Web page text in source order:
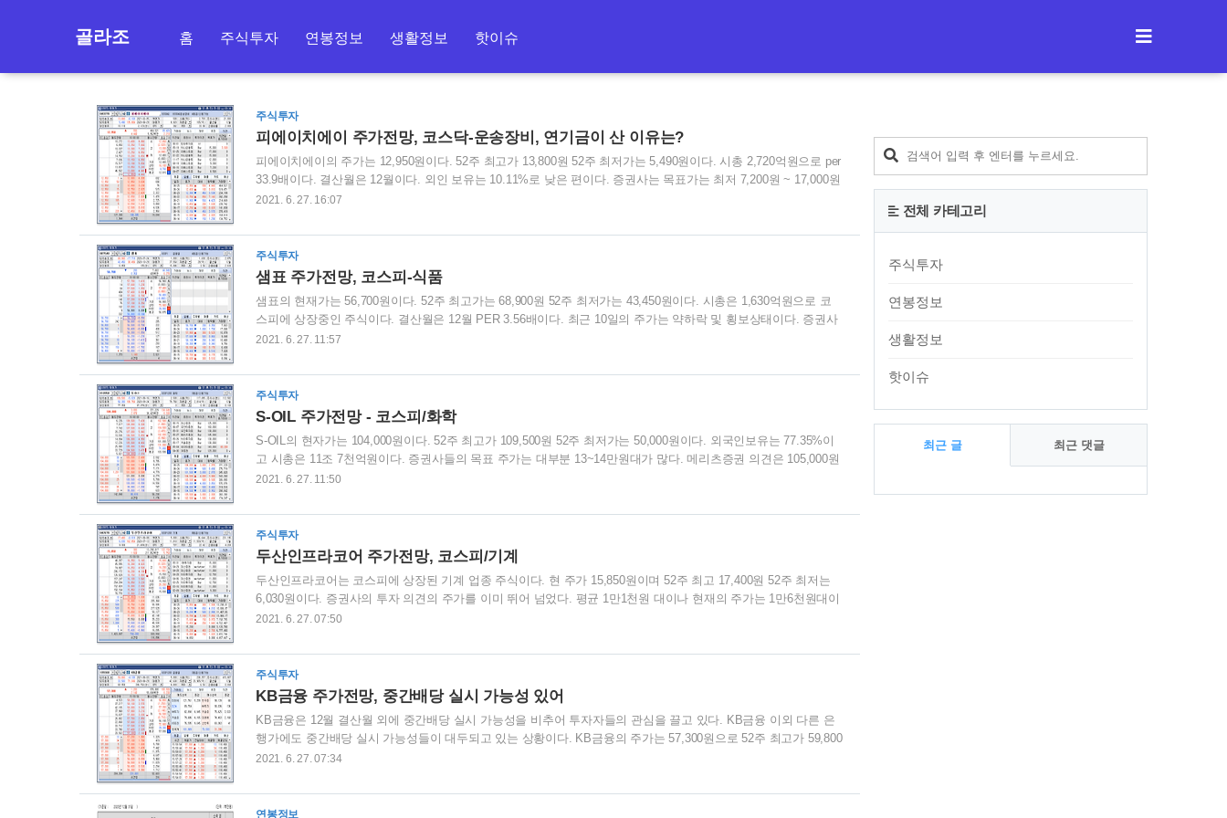
골라조 홈 주식투자 연봉정보 생활정보 핫이슈
주식투자
피에이치에이 주가전망, 코스닥-운송장비, 연기금이 산 이유는?
피에이치에이의 주가는 12,950원이다. 52주 최고가 13,800원 52주 최저가는 5,490원이다. 시총 2,720억원으로 per
33.9배이다. 결산월은 12월이다. 외인 보유는 10.11%로 낮은 편이다. 증권사는 목표가는 최저 7,200원 ~ 17,000원
까지 다양하다. 연기금은 왜 사다 모았을까? 피에이치에이 차트를 살펴보자. 1월 9천원 선에서 현재 1만3천원 선
트는 약간 횡보의 흐름을 보여줄 지점이 아닐까 싶다. 연기금의 힘으로 좀 더 상승할 가능성도 있으나 횡보에 좀
더 포인트를 두고 싶다.
2021. 6. 27. 16:07
주식투자
샘표 주가전망, 코스피-식품
샘표의 현재가는 56,700원이다. 52주 최고가는 68,900원 52주 최저가는 43,450원이다. 시총은 1,630억원으로 코
스피에 상장중인 주식이다. 결산월은 12월 PER 3.56배이다. 최근 10일의 주가는 약하락 및 횡보상태이다. 증권사
의 목표가 의견은 없는 상태이다. 샘표의 주가 차트를 살펴보자. 전체적으로 우상향 모습을 보여주고 있다. 그렇게
현상이고.. 전반적으로 잘 상승을 하고 있다. 5만원대의 주가가 꾸준히 올라 5만6천원대이다. 약간의 추가 하락은
있을 수 있으나 우상향 패턴은 변하지 않을 듯 하다.
2021. 6. 27. 11:57
주식투자
S-OIL 주가전망 - 코스피/화학
S-OIL의 현자가는 104,000원이다. 52주 최고가 109,500원 52주 최저가는 50,000원이다. 외국인보유는 77.35%이
고 시총은 11조 7천억원이다. 증권사들의 목표 주가는 대부분 13~14만원대가 많다. 메리츠증권 의견은 105,000원
으로 현재 주가와 비슷하다. S-OIL의 차트를 살펴보면 계단식 상승을 보여주고 있다. 2월초 상승 2달 정도의 횡보,
지 않을까 조심스럽게 추측한다. 그러다가 7월말 ~ 8월 중순사이에는 다시 상승 추세로 접어들지 않을까도 한다.
그렇다면 정확한 챠트 패턴의 반복이 이어지는 것이고..
2021. 6. 27. 11:50
주식투자
두산인프라코어 주가전망, 코스피/기계
두산인프라코어는 코스피에 상장된 기계 업종 주식이다. 현 주가 15,850원이며 52주 최고 17,400원 52주 최저는
6,030원이다. 증권사의 투자 의견의 주가를 이미 뛰어 넘었다. 평균 1만1천원 대이나 현재의 주가는 1만6천원대이
니 섯부른 투자보다는 조금 추임새를 보는 것이 좋을 듯한 상황이다. 최근 일별 추세의 주가는 큰 변동 없이 일정
주고 있다. 한번 상승하기 시작하면 7일이상은 올라가는 패턴이다. 3월 중순경 급격한 상승추세를 이어가다 4월부
터 1달반 정도 다짐 추세, 5월 중순경부터 급격한 상승을 6월까지 이어오고 현재는 조금 주춤한 상태이다. 그래프
상으로 볼 경우 주가는 큰 상승은..
2021. 6. 27. 07:50
주식투자
KB금융 주가전망, 중간배당 실시 가능성 있어
KB금융은 12월 결산월 외에 중간배당 실시 가능성을 비추어 투자자들의 관심을 끌고 있다. KB금융 이외 다른 은
행가에도 중간배당 실시 가능성들이 대두되고 있는 상황이다. KB금융의 주가는 57,300원으로 52주 최고가 59,800
원 52주 최저가 33,500원이다. 외인보유 68.95%로 외인 주식 보유량이 많은 편이다. 증권사들이 6~7만원대까지
다. 5월말까지 상승추세에서 현재의 주가는 약간 주춤하는 상태이나 상승추세를 지속적으로 보일 것같다. 거래량
은 6월 들어서 조금 잠잠해 지는 분위기이다.
2021. 6. 27. 07:34
연봉정보
전체 카테고리
주식투자
연봉정보
생활정보
핫이슈
최근 글 최근 댓글
최